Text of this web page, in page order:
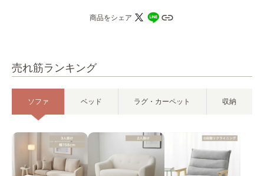
売れ筋ランキング
ソファ ベッド ラグ・カーペット 収納
商品をシェア